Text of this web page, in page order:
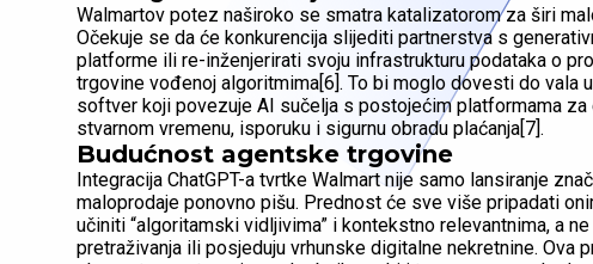
Walmartov potez naširoko se smatra katalizatorom za širi
Očekuje se da će konkurencija slijediti partnerstva s
platforme ili re-inženjerirati svoju infrastrukturu podataka o
trgovine vođenoj algoritmima[6]. To bi moglo dovesti do vala
softver koji povezuje AI sučelja s postojećim platformama za
stvarnom vremenu, isporuku i sigurnu obradu plaćanja[7].
Budućnost agentske trgovine
Integracija ChatGPT-a tvrtke Walmart nije samo lansiranje
maloprodaje ponovno pišu. Prednost će sve više pripadati
učiniti “algoritamski vidljivima” i kontekstno relevantnima, a
pretraživanja ili posjeduju vrhunske digitalne nekretnine. Ova